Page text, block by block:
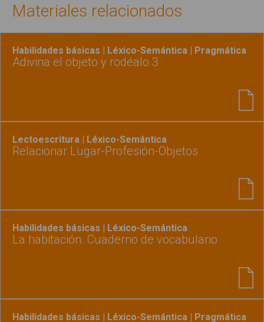
Materiales relacionados
Habilidades básicas | Léxico-Semántica | Pragmática
Adivina el objeto y rodéalo 3
Lectoescritura | Léxico-Semántica
Relacionar Lugar-Profesión-Objetos
Habilidades básicas | Léxico-Semántica
La habitación. Cuaderno de vocabulario
Habilidades básicas | Léxico-Semántica | Pragmática